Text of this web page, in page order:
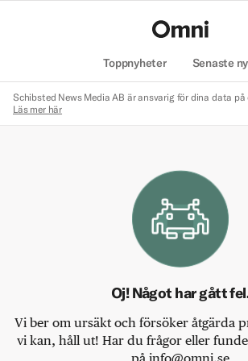
Toppnyheter Senaste
Schibsted News Media AB är ansvarig för dina data
Läs mer här
Oj! Något har gått
Vi ber om ursäkt och försöker åtgärda
vi kan, håll ut! Har du frågor eller